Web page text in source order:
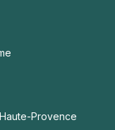
Provence